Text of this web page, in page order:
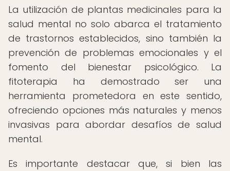
La utilización de plantas medicinales para la
salud mental no solo abarca el tratamiento
de trastornos establecidos, sino también la
prevención de problemas emocionales y el
fomento del bienestar psicológico. La
fitoterapia ha demostrado ser una
herramienta prometedora en este sentido,
ofreciendo opciones más naturales y menos
invasivas para abordar desafíos de salud
mental.
Es importante destacar que, si bien las